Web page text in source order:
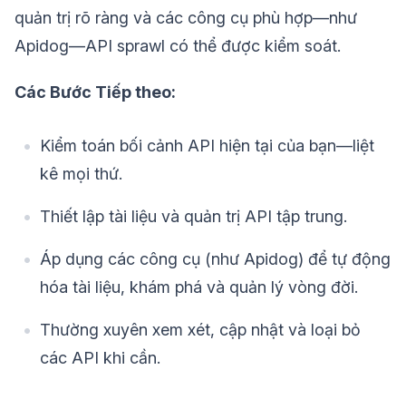
quản trị rõ ràng và các công cụ phù hợp—như
Apidog—API sprawl có thể được kiểm soát.
Các Bước Tiếp theo:
Kiểm toán bối cảnh API hiện tại của bạn—liệt
kê mọi thứ.
Thiết lập tài liệu và quản trị API tập trung.
Áp dụng các công cụ (như Apidog) để tự động
hóa tài liệu, khám phá và quản lý vòng đời.
Thường xuyên xem xét, cập nhật và loại bỏ
các API khi cần.